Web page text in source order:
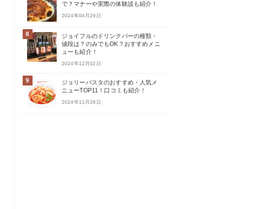
で？マナーや実際の体験談も紹介！
2024年04月29日
8
ジョイフルのドリンクバーの種類・
値段は？のみでもOK？おすすめメニ
ューも紹介！
2024年12月02日
9
ジョリーパスタのおすすめ・人気メ
ニューTOP11！口コミも紹介！
2024年11月28日